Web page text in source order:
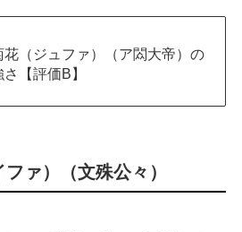
花（ジュファ）（ア閦大帝）の
さ【評価B】
ァ）（文殊公々）